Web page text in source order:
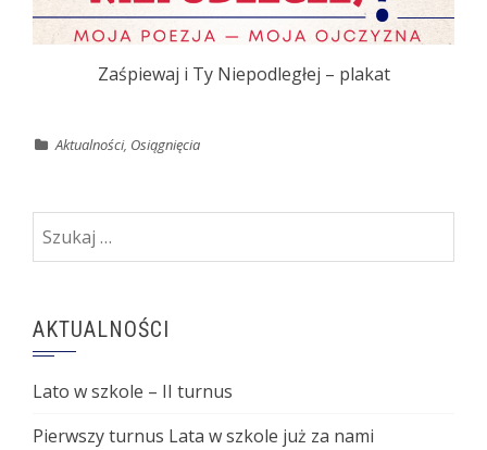
Zaśpiewaj i Ty Niepodległej – plakat
Aktualności, Osiągnięcia
Szukaj:
AKTUALNOŚCI
Lato w szkole – II turnus
Pierwszy turnus Lata w szkole już za nami